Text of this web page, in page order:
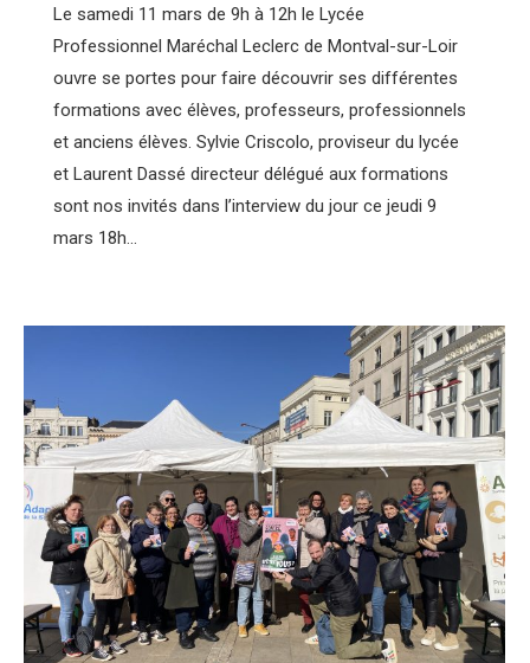
Le samedi 11 mars de 9h à 12h le Lycée
Professionnel Maréchal Leclerc de Montval-sur-Loir
ouvre se portes pour faire découvrir ses différentes
formations avec élèves, professeurs, professionnels
et anciens élèves. Sylvie Criscolo, proviseur du lycée
et Laurent Dassé directeur délégué aux formations
sont nos invités dans l’interview du jour ce jeudi 9
mars 18h…